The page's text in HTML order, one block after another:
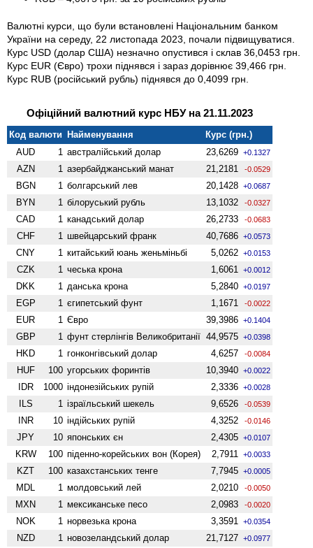
Валютні курси, що були встановлені Національним банком
України на середу, 22 листопада 2023, почали підвищуватися.
Курс USD (долар США) незначно опустився і склав 36,0453 грн.
Курс EUR (Євро) трохи піднявся і зараз дорівнює 39,466 грн.
Курс RUB (російський рубль) піднявся до 0,4099 грн.
Офіційний валютний курс НБУ на 21.11.2023
Код валюти Найменування
Курс (грн.)
AUD
1 австралійський долар 23,6269 +0.1327
AZN 1 азербайджанський манат 21,2181 -0.0529
BGN 1 болгарський лев 20,1428 +0.0687
BYN 1 білоруський рубль 13,1032 -0.0327
CAD 1 канадський долар 26,2733 -0.0683
CHF 1 швейцарський франк 40,7686 +0.0573
CNY 1 китайський юань женьмiньбi 5,0262 +0.0153
CZK 1 чеська крона 1,6061 +0.0012
DKK 1 данська крона 5,2840 +0.0197
EGP 1 єгипетський фунт 1,1671 -0.0022
EUR 1 Євро 39,3986 +0.1404
GBP 1 фунт стерлінгів Велико­британії 44,9575 +0.0398
HKD 1 гонконгівський долар 4,6257 -0.0084
HUF 100 угорських форинтів 10,3940 +0.0022
IDR 1000 індонезійських рупій 2,3336 +0.0028
ILS 1 ізраїльський шекель 9,6526 -0.0539
INR 10 індійських рупій 4,3252 -0.0146
JPY 10 японських єн 2,4305 +0.0107
KRW 100 піденно-корейських вон (Корея) 2,7911 +0.0033
KZT 100 казахстанських тенге 7,7945 +0.0005
MDL 1 молдовський лей 2,0210 -0.0050
MXN 1 мексиканське песо 2,0983 -0.0020
NOK 1 норвезька крона 3,3591 +0.0354
NZD 1 ново­зеландський долар 21,7127 +0.0977